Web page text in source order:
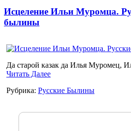
Исцеление Ильи Муромца.
былины
Да старой казак да Илья Муромец,
Читать Далее
Рубрика: Русские Былины